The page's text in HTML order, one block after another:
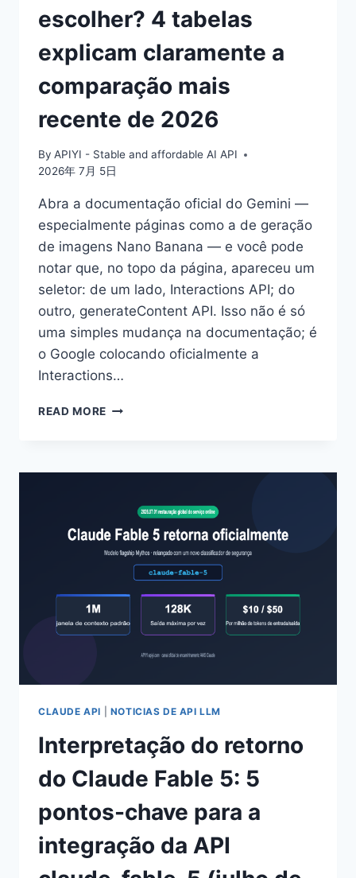
escolher? 4 tabelas
explicam claramente a
comparação mais
recente de 2026
By APIYI - Stable and affordable AI API
2026年 7月 5日
Abra a documentação oficial do Gemini —
especialmente páginas como a de geração
de imagens Nano Banana — e você pode
notar que, no topo da página, apareceu um
seletor: de um lado, Interactions API; do
outro, generateContent API. Isso não é só
uma simples mudança na documentação; é
o Google colocando oficialmente a
Interactions…
READ MORE GEMINI
GENERATECONTENT:
ESCOLHER?
TABELAS
EXPLICAM
CLARAMENTE
COMPARAÇÃO
MAIS
CLAUDE API NOTICIAS DE API LLM
Interpretação do retorno
do Claude Fable 5: 5
pontos-chave para a
integração da API